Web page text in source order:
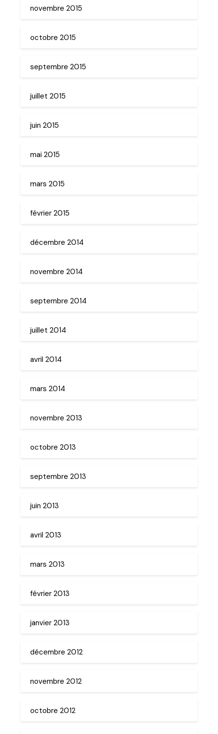
novembre 2015
octobre 2015
septembre 2015
juillet 2015
juin 2015
mai 2015
mars 2015
février 2015
décembre 2014
novembre 2014
septembre 2014
juillet 2014
avril 2014
mars 2014
novembre 2013
octobre 2013
septembre 2013
juin 2013
avril 2013
mars 2013
février 2013
janvier 2013
décembre 2012
novembre 2012
octobre 2012